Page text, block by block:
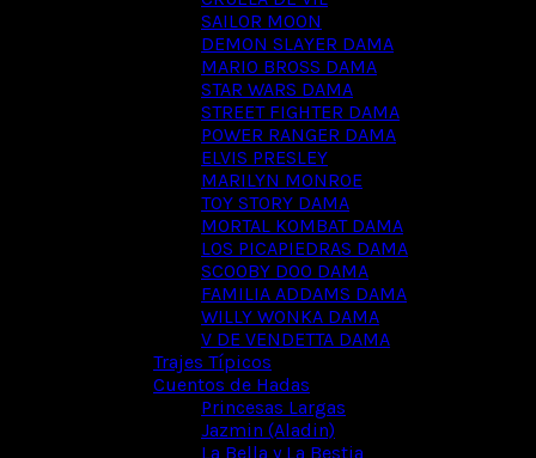
SAILOR MOON
DEMON SLAYER DAMA
MARIO BROSS DAMA
STAR WARS DAMA
STREET FIGHTER DAMA
POWER RANGER DAMA
ELVIS PRESLEY
MARILYN MONROE
TOY STORY DAMA
MORTAL KOMBAT DAMA
LOS PICAPIEDRAS DAMA
SCOOBY DOO DAMA
FAMILIA ADDAMS DAMA
WILLY WONKA DAMA
V DE VENDETTA DAMA
Trajes Típicos
Cuentos de Hadas
Princesas Largas
Jazmin (Aladin)
La Bella y La Bestia